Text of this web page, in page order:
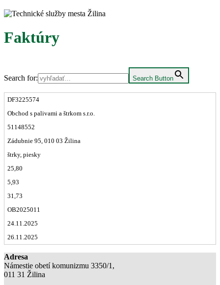
Faktúry
Search for: Search Button
DF3225574
Obchod s palivami a štrkom s.r.o.
51148552
Zádubnie 95, 010 03 Žilina
štrky, piesky
25,80
5,93
31,73
OB2025011
24.11.2025
26.11.2025
Adresa
Námestie obetí komunizmu 3350/1,
011 31 Žilina